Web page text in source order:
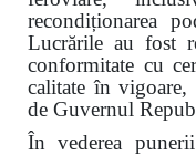
recondiționarea
Lucrările au fost
conformitate cu
calitate în vigoare,
de Guvernul
În vederea